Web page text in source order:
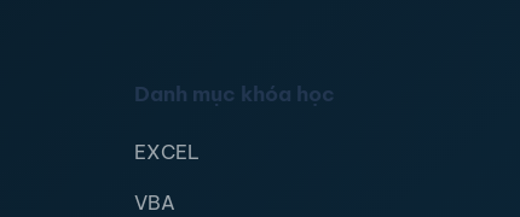
Danh mục khóa học
EXCEL
VBA